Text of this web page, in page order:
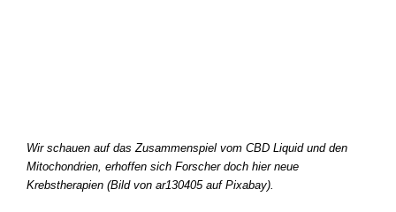
Wir schauen auf das Zusammenspiel vom CBD Liquid und den
Mitochondrien, erhoffen sich Forscher doch hier neue
Krebstherapien (Bild von ar130405 auf Pixabay).